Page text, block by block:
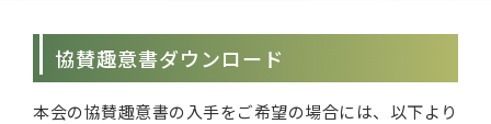
協賛趣意書ダウンロード
本会の協賛趣意書の入手をご希望の場合には、以下より